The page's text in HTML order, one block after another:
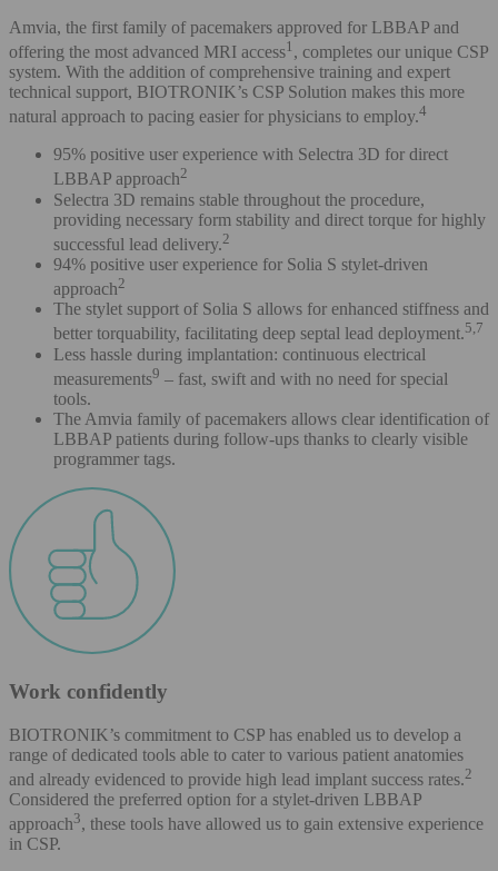
Amvia, the first family of pacemakers approved for LBBAP and
offering the most advanced MRI access1 , completes our unique CSP
system. With the addition of comprehensive training and expert
technical support, BIOTRONIK’s CSP Solution makes this more
natural approach to pacing easier for physicians to employ.4
95% positive user experience with Selectra 3D for direct
LBBAP approach2
Selectra 3D remains stable throughout the procedure,
providing necessary form stability and direct torque for highly
successful lead delivery.2
94% positive user experience for Solia S stylet-driven
approach2
The stylet support of Solia S allows for enhanced stiffness and
better torquability, facilitating deep septal lead deployment.5,7
Less hassle during implantation: continuous electrical
measurements9 – fast, swift and with no need for special
tools.
The Amvia family of pacemakers allows clear identification of
LBBAP patients during follow-ups thanks to clearly visible
programmer tags.
Work confidently
BIOTRONIK’s commitment to CSP has enabled us to develop a
range of dedicated tools able to cater to various patient anatomies
and already evidenced to provide high lead implant success rates.2
Considered the preferred option for a stylet-driven LBBAP
approach3, these tools have allowed us to gain extensive experience
in CSP.